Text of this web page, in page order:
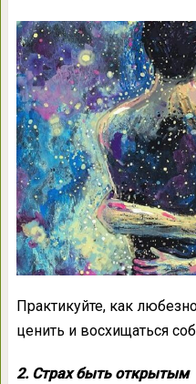
Практикуйте, как
ценить и восхищаться
2. Страх быть открытым